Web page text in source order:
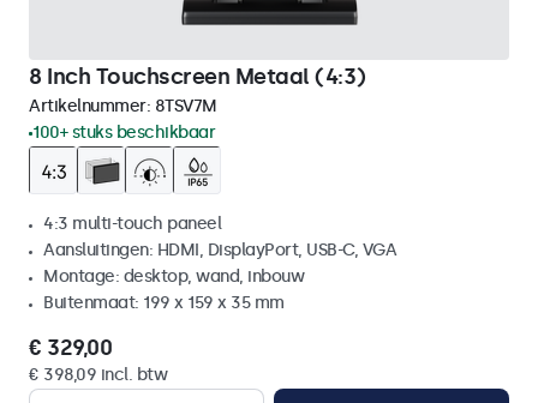
8 Inch Touchscreen Metaal (4:3)
Artikelnummer: 8TSV7M
100+ stuks beschikbaar
4:3 multi-touch paneel
Aansluitingen: HDMI, DisplayPort, USB-C, VGA
Montage: desktop, wand, inbouw
Buitenmaat: 199 x 159 x 35 mm
€ 329,00
€ 398,09 incl. btw